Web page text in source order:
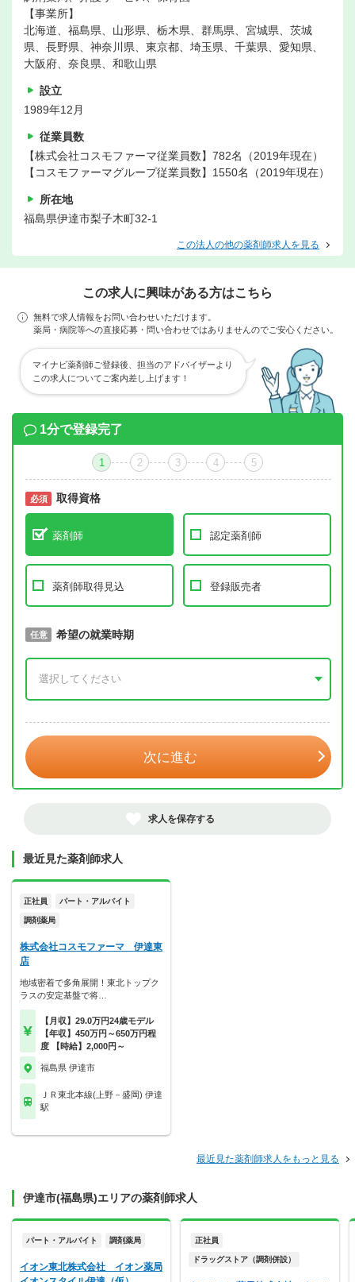
【事業所】
北海道、福島県、山形県、栃木県、群馬県、宮城県、茨城
県、長野県、神奈川県、東京都、埼玉県、千葉県、愛知県、
大阪府、奈良県、和歌山県
設立
1989年12月
従業員数
【株式会社コスモファーマ従業員数】782名（2019年現在）
【コスモファーマグループ従業員数】1550名（2019年現在）
所在地
福島県伊達市梨子木町32-1
この法人の他の薬剤師求人を見る
この求人に興味がある方はこちら
無料で求人情報をお問い合わせいただけます。
薬局・病院等への直接応募・問い合わせではありませんのでご安心ください。
マイナビ薬剤師ご登録後、担当のアドバイザーより
この求人についてご案内差し上げます！
1分で登録完了
1 2 3 4 5
必須 取得資格
薬剤師 認定薬剤師
薬剤師取得見込 登録販売者
必須 取得予定年
任意 希望の就業時期
次に進む
求人を保存する
最近見た薬剤師求人
正社員 パート・アルバイト
調剤薬局
株式会社コスモファーマ 伊達東
店
地域密着で多角展開！東北トップク
ラスの安定基盤で将…
【月収】29.0万円24歳モデル
【年収】450万円～650万円程
度 【時給】2,000円～
福島県 伊達市
ＪＲ東北本線(上野－盛岡) 伊達
駅
最近見た薬剤師求人をもっと見る
伊達市(福島県)エリアの薬剤師求人
パート・アルバイト 調剤薬局
イオン東北株式会社 イオン薬局
正社員
ドラッグストア（調剤併設）